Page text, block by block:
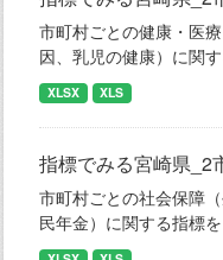
市町村ごとの健康・医
因、乳児の健康）に関
XLSX XLS
指標でみる宮崎県_2
市町村ごとの社会保障
民年金）に関する指標